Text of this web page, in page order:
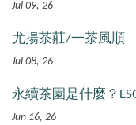
Jul 09, 26
尤揚茶莊/一茶風順
Jul 08, 26
永續茶園是什麼？
Jun 16, 26